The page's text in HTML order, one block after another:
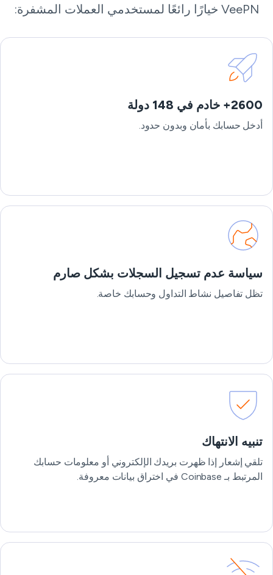
VeePN خيارًا رائعًا لمستخدمي العملات المشفرة:
2600+ خادم في 148 دولة
أدخل حسابك بأمان وبدون حدود.
سياسة عدم تسجيل السجلات بشكل صارم
تظل تفاصيل نشاط التداول وحسابك خاصة.
تنبيه الانتهاك
تلقي إشعار إذا ظهرت بريدك الإلكتروني أو معلومات حسابك
المرتبط بـ Coinbase في اختراق بيانات معروفة.